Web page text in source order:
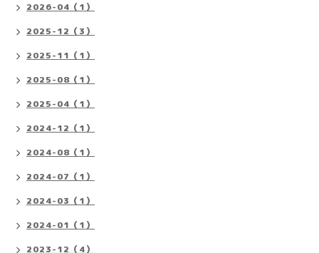
2026-04（1）
2025-12（3）
2025-11（1）
2025-08（1）
2025-04（1）
2024-12（1）
2024-08（1）
2024-07（1）
2024-03（1）
2024-01（1）
2023-12（4）